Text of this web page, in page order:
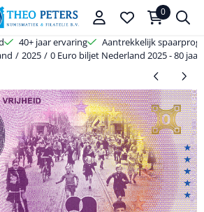
Kies instellingen of sta alle
0
40+ jaar ervaring
Aantrekkelijk
/ 2025 / 0 Euro biljet Nederland 2025 - 80 jaar